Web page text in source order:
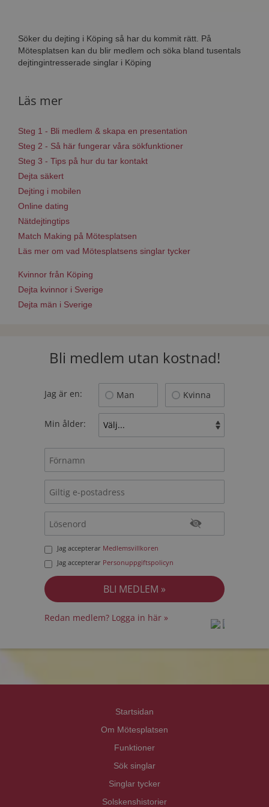
Söker du dejting i Köping så har du kommit rätt. På
Mötesplatsen kan du blir medlem och söka bland tusentals
dejtingintresserade singlar i Köping
Läs mer
Steg 1 - Bli medlem & skapa en presentation
Steg 2 - Så här fungerar våra sökfunktioner
Steg 3 - Tips på hur du tar kontakt
Dejta säkert
Dejting i mobilen
Online dating
Nätdejtingtips
Match Making på Mötesplatsen
Läs mer om vad Mötesplatsens singlar tycker
Kvinnor från Köping
Dejta kvinnor i Sverige
Dejta män i Sverige
Bli medlem utan kostnad!
Jag är en: Man Kvinna
Min ålder:
Jag accepterar Medlemsvillkoren
Jag accepterar Personuppgiftspolicyn
Redan medlem? Logga in här »
Startsidan
Om Mötesplatsen
Funktioner
Sök singlar
Singlar tycker
Solskenshistorier